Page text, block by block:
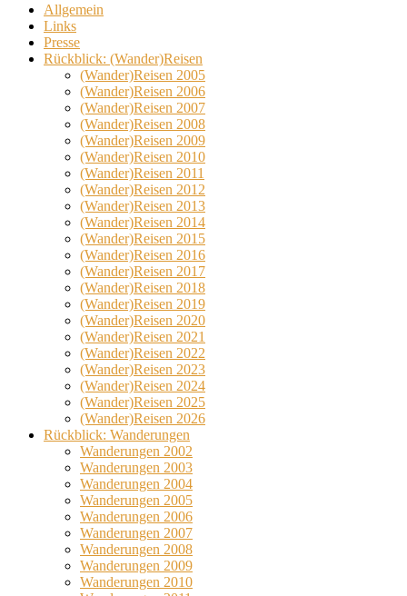
Allgemein
Links
Presse
Rückblick: (Wander)Reisen
(Wander)Reisen 2005
(Wander)Reisen 2006
(Wander)Reisen 2007
(Wander)Reisen 2008
(Wander)Reisen 2009
(Wander)Reisen 2010
(Wander)Reisen 2011
(Wander)Reisen 2012
(Wander)Reisen 2013
(Wander)Reisen 2014
(Wander)Reisen 2015
(Wander)Reisen 2016
(Wander)Reisen 2017
(Wander)Reisen 2018
(Wander)Reisen 2019
(Wander)Reisen 2020
(Wander)Reisen 2021
(Wander)Reisen 2022
(Wander)Reisen 2023
(Wander)Reisen 2024
(Wander)Reisen 2025
(Wander)Reisen 2026
Rückblick: Wanderungen
Wanderungen 2002
Wanderungen 2003
Wanderungen 2004
Wanderungen 2005
Wanderungen 2006
Wanderungen 2007
Wanderungen 2008
Wanderungen 2009
Wanderungen 2010